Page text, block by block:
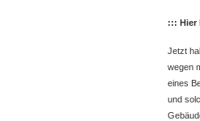
::: Hier
Jetzt
wegen
eines
und